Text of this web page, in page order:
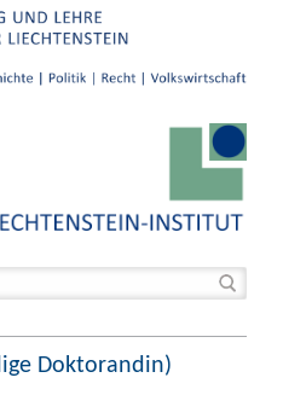
Doktorandin)